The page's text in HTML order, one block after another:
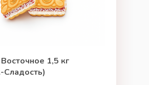
1,5 кг
Сладость)